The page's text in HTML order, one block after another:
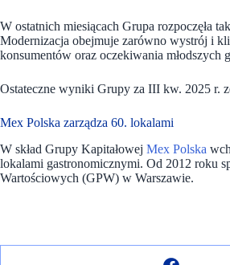
W ostatnich miesiącach Grupa rozpoczęła
Modernizacja obejmuje zarówno wystrój i
konsumentów oraz oczekiwania młodszych
Ostateczne wyniki Grupy za III kw. 2025 r.
Mex Polska zarządza 60. lokalami
W skład Grupy Kapitałowej Mex Polska
lokalami gastronomicznymi. Od 2012 roku
Wartościowych (GPW) w Warszawie.